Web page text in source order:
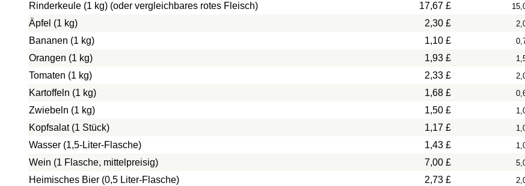
Rinderkeule (1 kg) (oder vergleichbares rotes Fleisch) 17,67 £
Äpfel (1 kg) 2,30 £
Bananen (1 kg) 1,10 £
Orangen (1 kg) 1,93 £
Tomaten (1 kg) 2,33 £
Kartoffeln (1 kg) 1,68 £
Zwiebeln (1 kg) 1,50 £
Kopfsalat (1 Stück) 1,17 £
Wasser (1,5-Liter-Flasche) 1,43 £
Wein (1 Flasche, mittelpreisig) 7,00 £
Heimisches Bier (0,5 Liter-Flasche) 2,73 £